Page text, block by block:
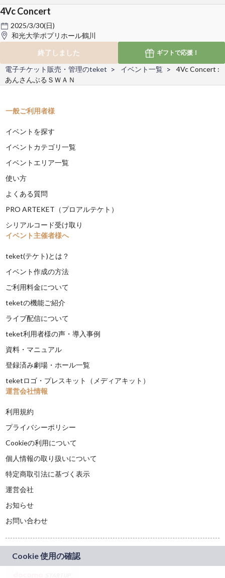
4Vc Concert
2025/3/30(日)
和光大学ポプリホール鶴川
終了しました
ギフトで応援！
電子チケット販売・管理のteket イベント一覧
4Vc Concert :
あんさんぶるＳＷＡＮ
一般ご利用者様
イベントを探す
イベントカテゴリ一覧
イベントエリア一覧
使い方
よくある質問
PRO ARTEKET（プロアルテケト）
シリアルコード受け取り
イベント主催者様へ
teket(テケト)とは？
イベント作成の方法
ご利用料金について
teketの機能ご紹介
ライブ配信について
teket利用者様の声・導入事例
資料・マニュアル
登録済み劇場・ホール一覧
teketロゴ・プレスキット（メディアキット）
運営会社情報
利用規約
プライバシーポリシー
Cookieの利用について
個人情報の取り扱いについて
特定商取引法に基づく表示
運営会社
お知らせ
お問い合わせ